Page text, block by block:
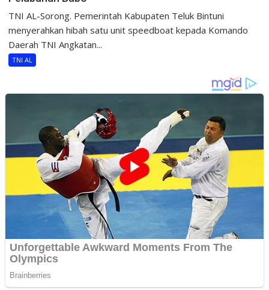
TNI AL-Sorong. Pemerintah Kabupaten Teluk Bintuni
menyerahkan hibah satu unit speedboat kepada Komando
Daerah TNI Angkatan...
TNI AL